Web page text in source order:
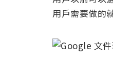
用戶需要做的